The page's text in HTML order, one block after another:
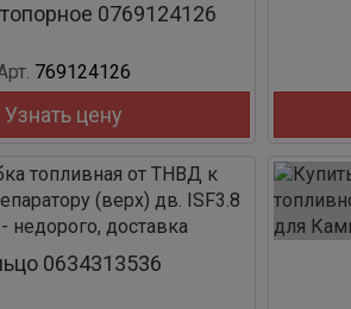
0769124126
769124126
Узнать цену
0634313536